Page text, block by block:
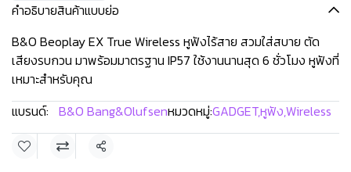
คำอธิบายสินค้าแบบย่อ
B&O Beoplay EX True Wireless หูฟังไร้สาย สวมใส่สบาย ตัด
เสียงรบกวน มาพร้อมมาตรฐาน IP57 ใช้งานนานสุด 6 ชั่วโมง หูฟังที่
เหมาะสำหรับคุณ
แบรนด์: B&O Bang&Olufsenหมวดหมู่:GADGET,หูฟัง,Wireless
แชร์